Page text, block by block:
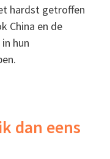
hardst getroffen
China en de
hun
dan eens